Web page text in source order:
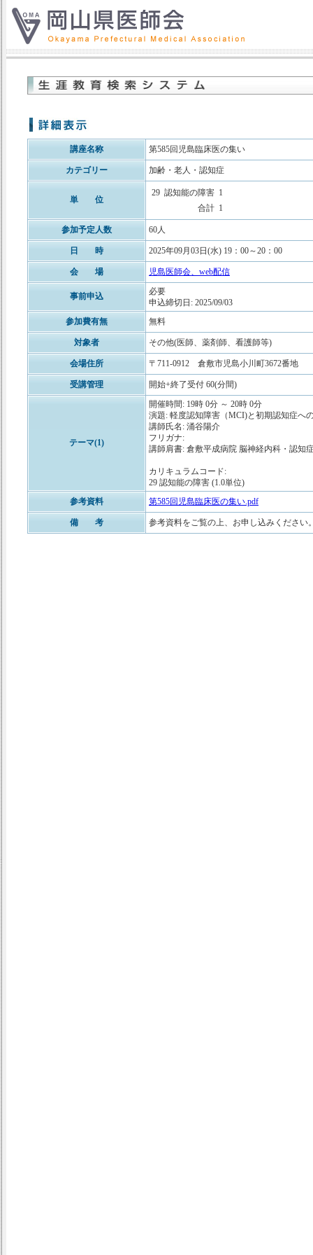
講座名称 第585回児島臨床医の集い
カテゴリー 加齢・老人・認知症
単 位
29 認知能の障害 1
合計 1
参加予定人数 60人
日 時 2025年09月03日(水) 19：00～20：00
会 場 児島医師会、web配信
事前申込
必要
申込締切日: 2025/09/03
参加費有無
無料
対象者 その他(医師、薬剤師、看護師等)
会場住所 〒711-0912 倉敷市児島小川町3672番地
受講管理 開始+終了受付 60(分間)
テーマ(1)
開催時間: 19時 0分 ～ 20時 0分
演題: 軽度認知障害（MCI)と初期認知症へ
講師氏名: 涌谷陽介
フリガナ:
講師肩書: 倉敷平成病院 脳神経内科・認知
カリキュラムコード:
29 認知能の障害 (1.0単位)
参考資料
第585回児島臨床医の集い.pdf
備 考 参考資料をご覧の上、お申し込みください